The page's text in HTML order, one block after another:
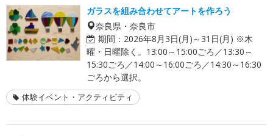
ガラスを組み合わせてアートを作ろう
奈良県・奈良市
期間： 2026年8月3日(月)～31日(月) ※木
曜・日曜除く。13:00～15:00ごろ／13:30～
15:30ごろ／14:00～16:00ごろ／14:30～16:30
ごろから選択。
体験イベント・アクティビティ